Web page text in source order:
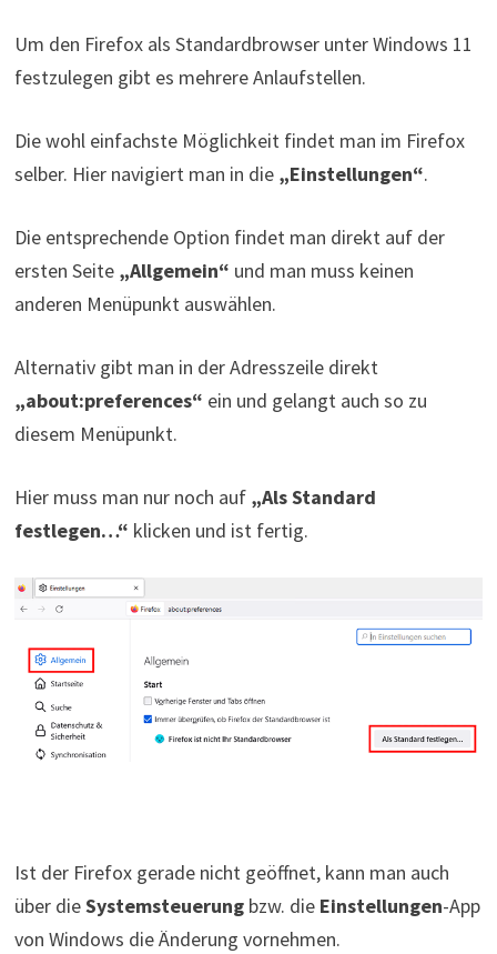
Um den Firefox als Standardbrowser unter Windows 11
festzulegen gibt es mehrere Anlaufstellen.
Die wohl einfachste Möglichkeit findet man im Firefox
selber. Hier navigiert man in die „Einstellungen“.
Die entsprechende Option findet man direkt auf der
ersten Seite „Allgemein“ und man muss keinen
anderen Menüpunkt auswählen.
Alternativ gibt man in der Adresszeile direkt
„about:preferences“ ein und gelangt auch so zu
diesem Menüpunkt.
Hier muss man nur noch auf „Als Standard
festlegen…“ klicken und ist fertig.
Ist der Firefox gerade nicht geöffnet, kann man auch
über dieSystemsteuerungbzw. die Einstellungen-App
von Windows die Änderung vornehmen.